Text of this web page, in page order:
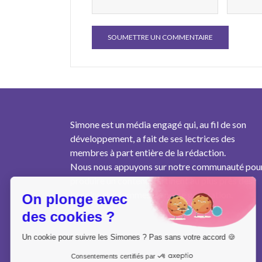
Simone est un média engagé qui, au fil de son
développement, a fait de ses lectrices des
membres à part entière de la rédaction.
Nous nous appuyons sur notre communauté
produire un contenu pertinent au plus près des
besoins des femmes de notre génération.
On plonge avec
des cookies ?
Un cookie pour suivre les Simones ? Pas sans votre accord 🍪
Consentements certifiés par